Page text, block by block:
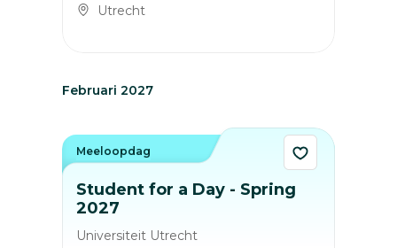
Utrecht
Februari 2027
Student for a Day - Spring
2027
Universiteit Utrecht
Meeloopdag